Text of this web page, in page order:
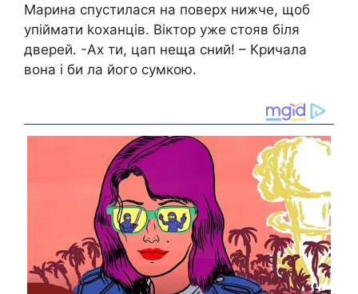
Марина спустилася на поверх нижче, щоб
упіймати kоханців. Віктор уже стояв біля
дверей. -Ах ти, цап неща сний! – Кричала
вона і би ла його сумкою.